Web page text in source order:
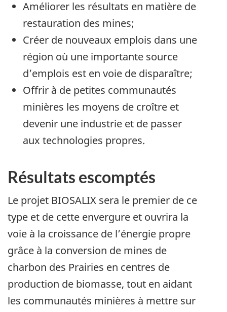
Améliorer les résultats en matière de
restauration des mines;
Créer de nouveaux emplois dans une
région où une importante source
d’emplois est en voie de disparaître;
Offrir à de petites communautés
minières les moyens de croître et
devenir une industrie et de passer
aux technologies propres.
Résultats escomptés
Le projet BIOSALIX sera le premier de ce
type et de cette envergure et ouvrira la
voie à la croissance de l’énergie propre
grâce à la conversion de mines de
charbon des Prairies en centres de
production de biomasse, tout en aidant
les communautés minières à mettre sur